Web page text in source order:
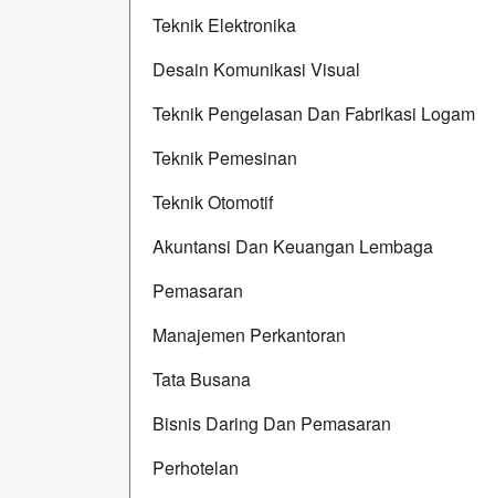
Teknik Elektronika
Desain Komunikasi Visual
Teknik Pengelasan Dan Fabrikasi Logam
Teknik Pemesinan
Teknik Otomotif
Akuntansi Dan Keuangan Lembaga
Pemasaran
Manajemen Perkantoran
Tata Busana
Bisnis Daring Dan Pemasaran
Perhotelan